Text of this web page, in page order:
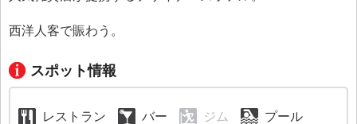
西洋人客で賑わう。
スポット情報
レストラン バー ジム
プール